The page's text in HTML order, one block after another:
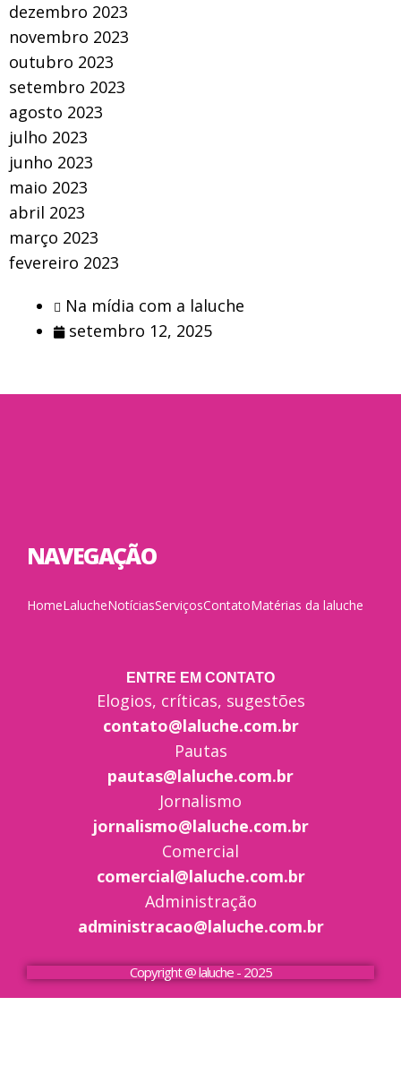
dezembro 2023
novembro 2023
outubro 2023
setembro 2023
agosto 2023
julho 2023
junho 2023
maio 2023
abril 2023
março 2023
fevereiro 2023
Na mídia com a laluche
setembro 12, 2025
NAVEGAÇÃO
HomeLalucheNotíciasServiçosContatoMatérias da laluche
ENTRE EM CONTATO
Elogios, críticas, sugestões
contato@laluche.com.br
Pautas
pautas@laluche.com.br
Jornalismo
jornalismo@laluche.com.br
Comercial
comercial@laluche.com.br
Administração
administracao@laluche.com.br
Copyright @ laluche - 2025